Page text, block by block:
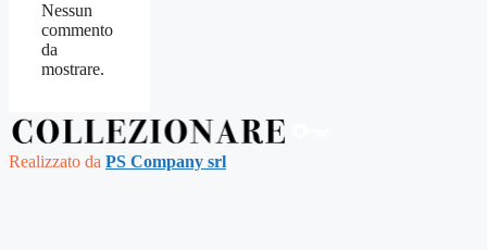
Nessun
commento
da
mostrare.
Realizzato da PS Company srl